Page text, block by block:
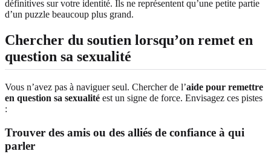
définitives sur votre identité. Ils ne représentent qu’une petite partie
d’un puzzle beaucoup plus grand.
Chercher du soutien lorsqu’on remet en
question sa sexualité
Vous n’avez pas à naviguer seul. Chercher de l’aide pour remettre
en question sa sexualité est un signe de force. Envisagez ces pistes
:
Trouver des amis ou des alliés de confiance à qui
parler